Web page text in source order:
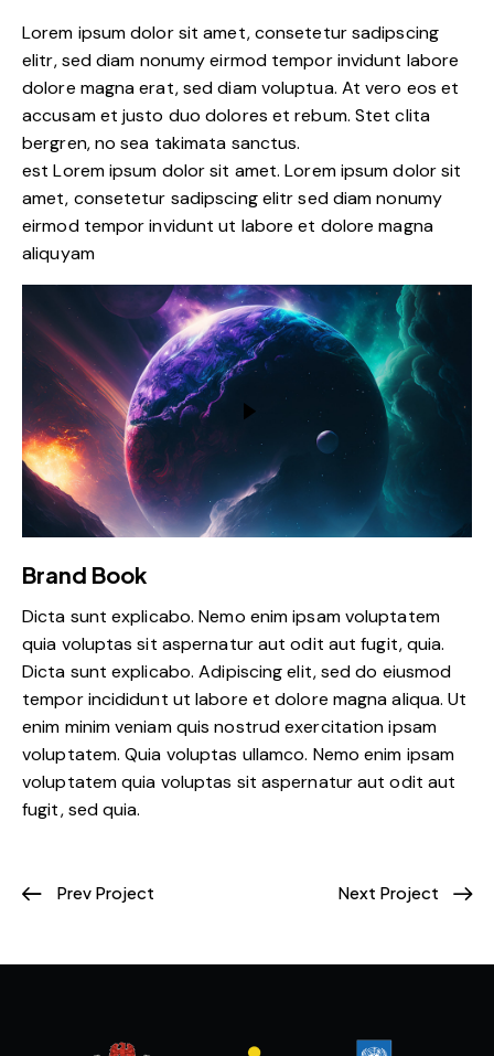
Lorem ipsum dolor sit amet, consetetur sadipscing
elitr, sed diam nonumy eirmod tempor invidunt labore
dolore magna erat, sed diam voluptua. At vero eos et
accusam et justo duo dolores et rebum. Stet clita
bergren, no sea takimata sanctus.
est Lorem ipsum dolor sit amet. Lorem ipsum dolor sit
amet, consetetur sadipscing elitr sed diam nonumy
eirmod tempor invidunt ut labore et dolore magna
aliquyam
Brand Book
Dicta sunt explicabo. Nemo enim ipsam voluptatem
quia voluptas sit aspernatur aut odit aut fugit, quia.
Dicta sunt explicabo. Adipiscing elit, sed do eiusmod
tempor incididunt ut labore et dolore magna aliqua. Ut
enim minim veniam quis nostrud exercitation ipsam
voluptatem. Quia voluptas ullamco. Nemo enim ipsam
voluptatem quia voluptas sit aspernatur aut odit aut
fugit, sed quia.
Prev Project Next Project